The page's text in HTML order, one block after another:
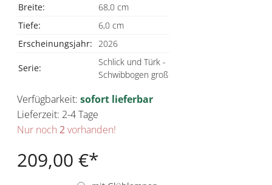
Breite:
68,0 cm
Tiefe:
6,0 cm
Erscheinungsjahr: 2026
Serie:
Schlick und Türk -
Schwibbogen groß
Verfügbarkeit: sofort lieferbar
Lieferzeit: 2-4 Tage
Nur noch 2vorhanden!
209,00 €